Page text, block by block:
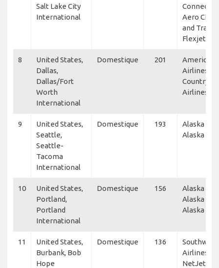
Salt Lake City
International
Aero
and
Flexjet,
8
United States,
Dallas,
Dallas/Fort
Worth
International
Domestique 201
American
Airlines,
Country
Airlines,
9
United States,
Seattle,
Seattle-
Tacoma
International
Domestique 193
Alaska
Alaska
10
United States,
Portland,
Portland
International
Domestique 156
Alaska
Alaska
Alaska
11
United States,
Burbank, Bob
Hope
Domestique 136
Southwest
Airlines,
NetJets